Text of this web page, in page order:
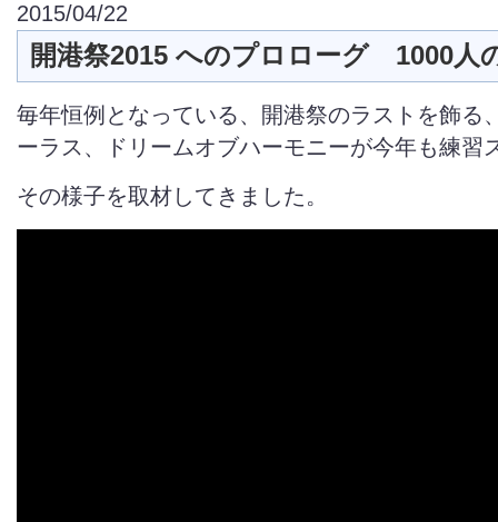
2015/04/22
開港祭2015 へのプロローグ 1000人
毎年恒例となっている、開港祭のラストを飾る
ーラス、ドリームオブハーモニーが今年も練習
その様子を取材してきました。